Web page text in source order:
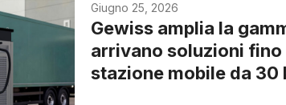
Giugno 25, 2026
Gewiss amplia la
arrivano soluzioni fino
stazione mobile da 30